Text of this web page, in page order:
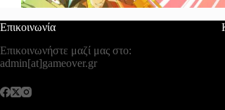
Επικοινωνία
Επικοινωνήστε μαζί μας στο:
admin[at]gameover.gr